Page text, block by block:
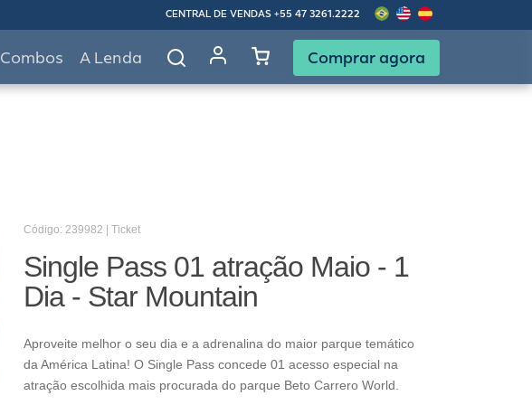
CENTRAL DE VENDAS +55 47 3261.2222
Combos A Lenda Comprar agora
Código: 239982 | Ticket
Single Pass 01 atração Maio - 1
Dia - Star Mountain
Aproveite melhor o seu dia e a adrenalina do maior parque temático
da América Latina! O Single Pass concede 01 acesso especial na
atração escolhida mais procurada do parque Beto Carrero World.